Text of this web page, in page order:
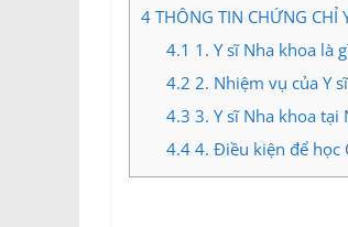
4 THÔNG TIN CHỨNG CHỈ
4.1 1. Y sĩ Nha khoa là
4.2 2. Nhiệm vụ của Y
4.3 3. Y sĩ Nha khoa tại
4.44. Điều kiện để học